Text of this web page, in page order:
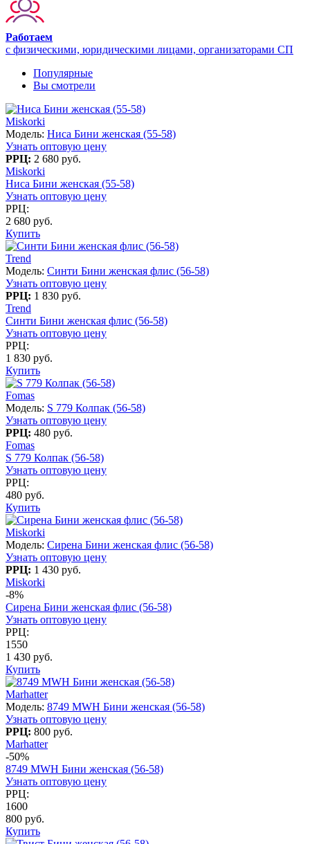
Работаем
с физическими, юридическими лицами, организаторами СП
Популярные
Вы смотрели
Miskorki
Модель: Ниса Бини женская (55-58)
Узнать оптовую цену
РРЦ: 2 680 руб.
Miskorki
Ниса Бини женская (55-58)
Узнать оптовую цену
РРЦ:
2 680 руб.
Купить
Trend
Модель: Синти Бини женская флис (56-58)
Узнать оптовую цену
РРЦ: 1 830 руб.
Trend
Синти Бини женская флис (56-58)
Узнать оптовую цену
РРЦ:
1 830 руб.
Купить
Fomas
Модель: S 779 Колпак (56-58)
Узнать оптовую цену
РРЦ: 480 руб.
Fomas
S 779 Колпак (56-58)
Узнать оптовую цену
РРЦ:
480 руб.
Купить
Miskorki
Модель: Сирена Бини женская флис (56-58)
Узнать оптовую цену
РРЦ: 1 430 руб.
Miskorki
-8%
Сирена Бини женская флис (56-58)
Узнать оптовую цену
РРЦ:
1550
1 430 руб.
Купить
Marhatter
Модель: 8749 MWH Бини женская (56-58)
Узнать оптовую цену
РРЦ: 800 руб.
Marhatter
-50%
8749 MWH Бини женская (56-58)
Узнать оптовую цену
РРЦ:
1600
800 руб.
Купить